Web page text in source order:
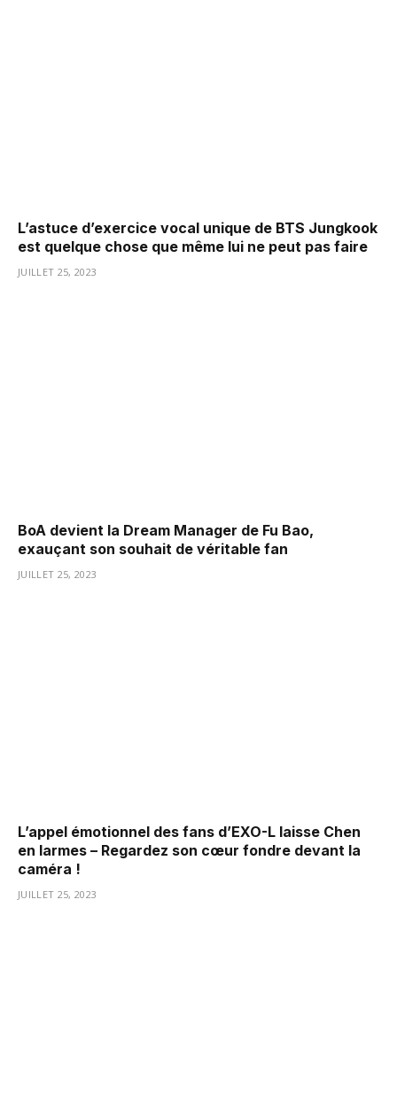
L’astuce d’exercice vocal unique de BTS Jungkook
est quelque chose que même lui ne peut pas faire
JUILLET 25, 2023
BoA devient la Dream Manager de Fu Bao,
exauçant son souhait de véritable fan
JUILLET 25, 2023
L’appel émotionnel des fans d’EXO-L laisse Chen
en larmes – Regardez son cœur fondre devant la
caméra !
JUILLET 25, 2023